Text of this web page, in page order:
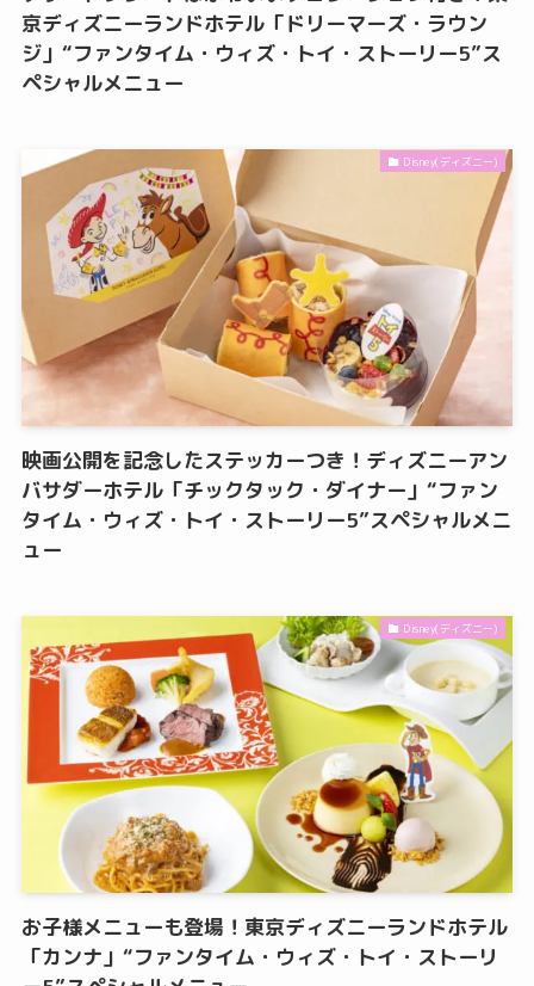
京ディズニーランドホテル「ドリーマーズ・ラウン
ジ」“ファンタイム・ウィズ・トイ・ストーリー5”ス
ペシャルメニュー
Disney(ディズニー)
映画公開を記念したステッカーつき！ディズニーアン
バサダーホテル「チックタック・ダイナー」“ファン
タイム・ウィズ・トイ・ストーリー5”スペシャルメニ
ュー
Disney(ディズニー)
お子様メニューも登場！東京ディズニーランドホテル
「カンナ」“ファンタイム・ウィズ・トイ・ストーリ